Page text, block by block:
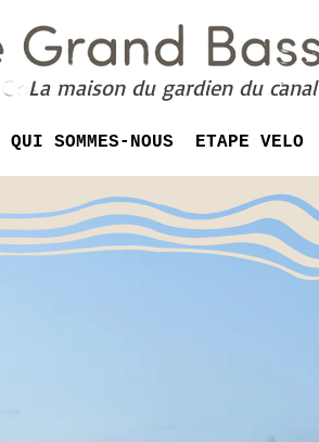
La maison du gardien du canal
QUI SOMMES-NOUS ETAPE VELO